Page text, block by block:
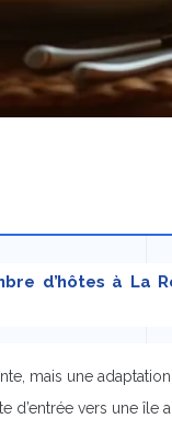
d’hôtes à
mais une
vers une île